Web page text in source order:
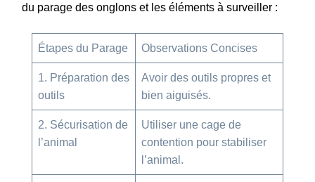
du parage des onglons et les éléments à surveiller :
Étapes du Parage Observations Concises
1. Préparation des
outils
Avoir des outils propres et
bien aiguisés.
2. Sécurisation de
l’animal
Utiliser une cage de
contention pour stabiliser
l’animal.